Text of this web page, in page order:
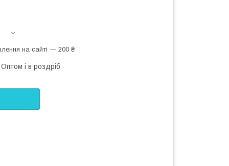
на сайті — 200 ₴
Оптом і в роздріб